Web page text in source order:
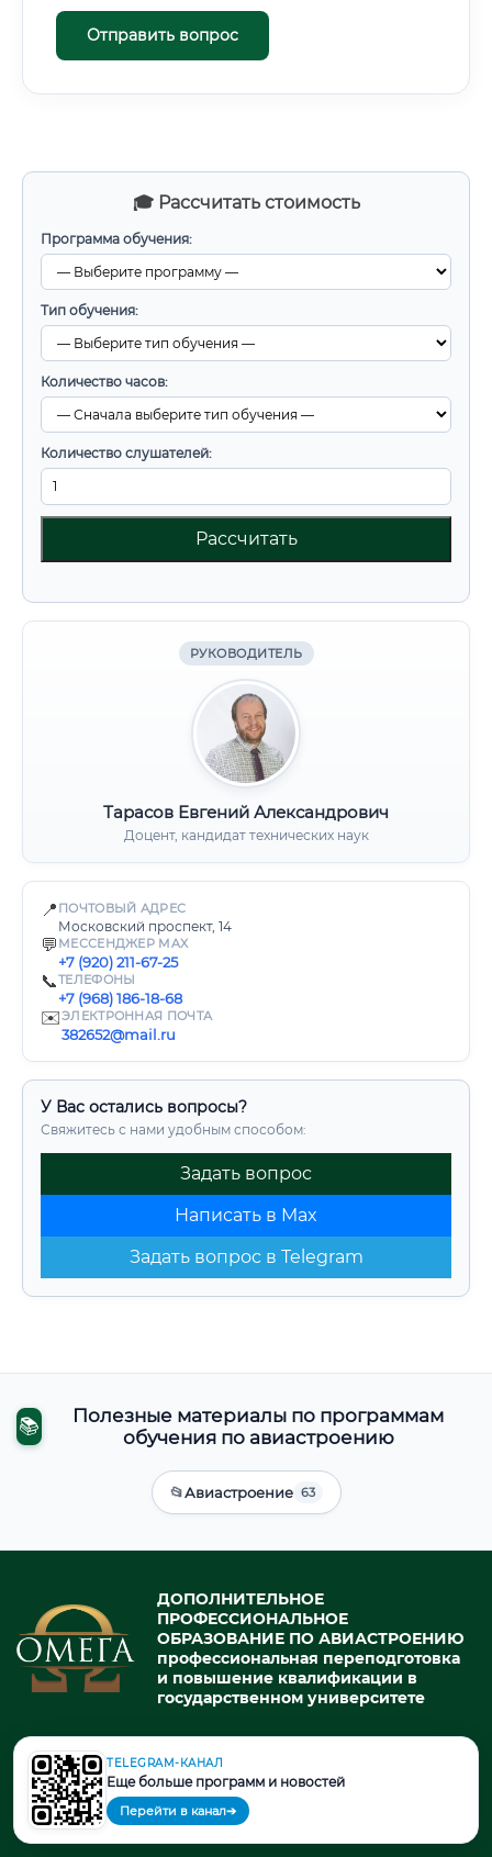
🎓 Рассчитать стоимость
Программа обучения:
Тип обучения:
Количество часов:
Количество слушателей:
Рассчитать
РУКОВОДИТЕЛЬ
Тарасов Евгений Александрович
Доцент, кандидат технических наук
📍 ПОЧТОВЫЙ АДРЕС
Московский проспект, 14
💬 МЕССЕНДЖЕР MAX
+7 (920) 211-67-25
📞ТЕЛЕФОНЫ
+7 (968) 186-18-68
✉️ЭЛЕКТРОННАЯ ПОЧТА
382652@mail.ru
У Вас остались вопросы?
Свяжитесь с нами удобным способом:
Задать вопрос
Написать в Max
Задать вопрос в Telegram
Отправить вопрос
📚
Полезные материалы по программам
обучения по авиастроению
📂Авиастроение 63
ДОПОЛНИТЕЛЬНОЕ
ПРОФЕССИОНАЛЬНОЕ
ОБРАЗОВАНИЕ ПО АВИАСТРОЕНИЮ
профессиональная переподготовка
и повышение квалификации в
государственном университете
© 2026. При использовании материалов портала активная ссылка
на источник обязательна.
TELEGRAM-КАНАЛ
Еще больше программ и новостей
Перейти в канал➔